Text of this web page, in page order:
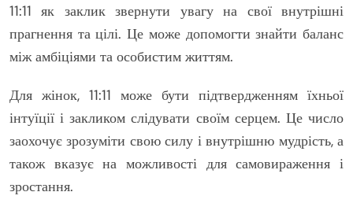
11:11 як заклик звернути увагу на свої внутрішні
прагнення та цілі. Це може допомогти знайти баланс
між амбіціями та особистим життям.
Для жінок, 11:11 може бути підтвердженням їхньої
інтуїції і закликом слідувати своїм серцем. Це число
заохочує зрозуміти свою силу і внутрішню мудрість, а
також вказує на можливості для самовираження і
зростання.